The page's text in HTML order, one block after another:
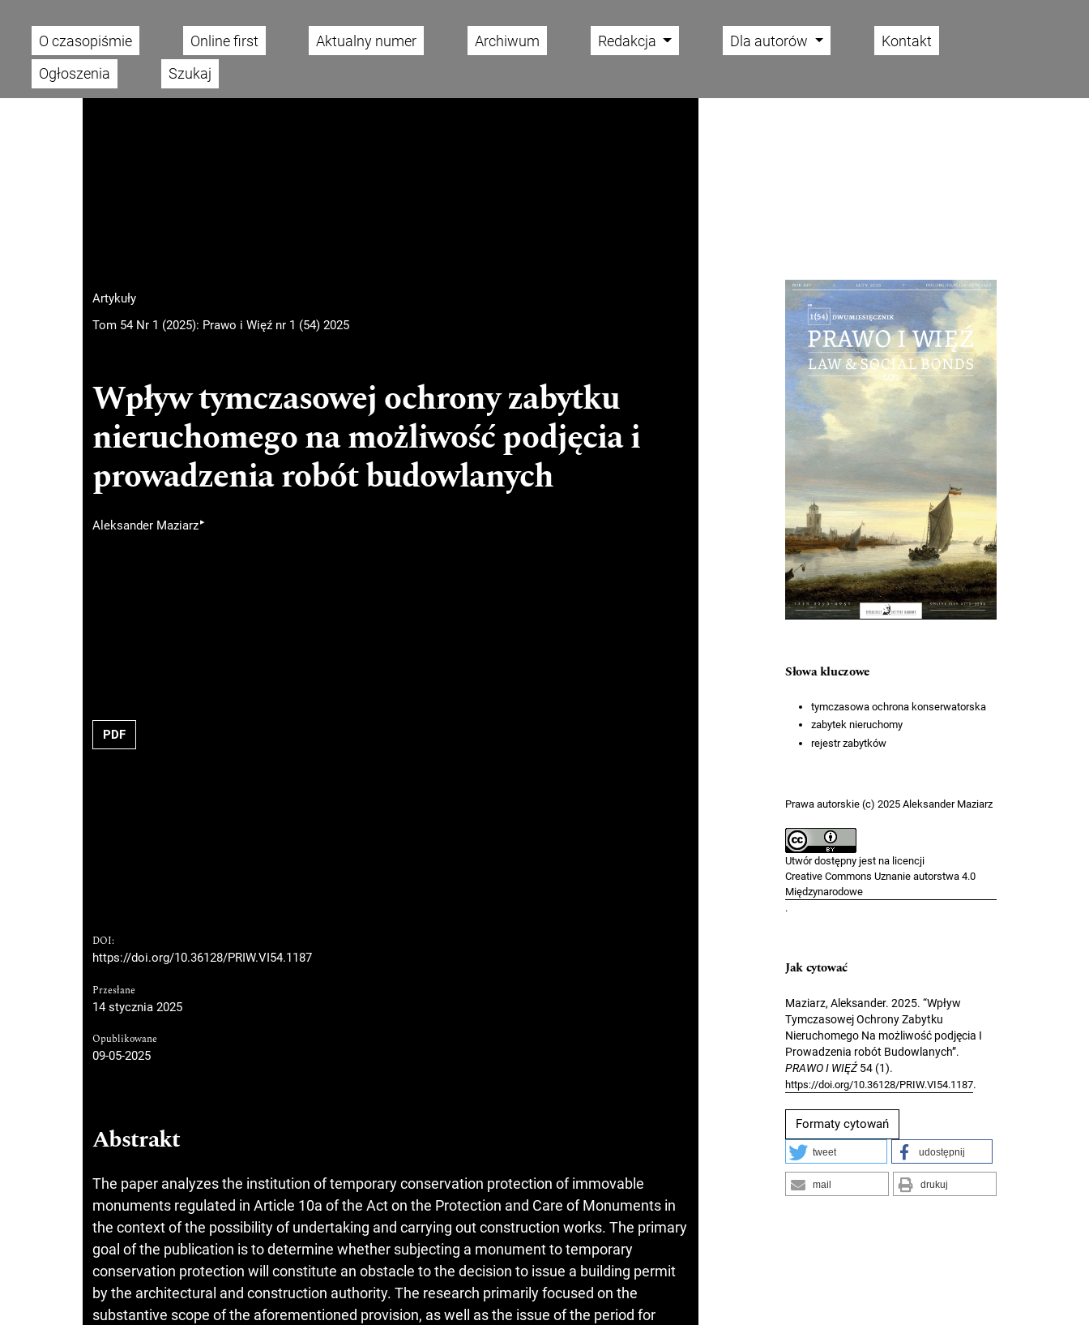
Main menu
O czasopiśmie Online first Aktualny numer Archiwum Redakcja Dla autorów
Kontakt
Ogłoszenia
Szukaj
Artykuły
Tom 54 Nr 1 (2025): Prawo i Więź nr 1 (54) 2025
Wpływ tymczasowej ochrony zabytku
nieruchomego na możliwość podjęcia i
prowadzenia robót budowlanych
Aleksander Maziarz▸
PDF
DOI:
https://doi.org/10.36128/PRIW.VI54.1187
Przesłane
14 stycznia 2025
Opublikowane
09-05-2025
Abstrakt
The paper analyzes the institution of temporary conservation protection of immovable
monuments regulated in Article 10a of the Act on the Protection and Care of Monuments in
the context of the possibility of undertaking and carrying out construction works. The primary
goal of the publication is to determine whether subjecting a monument to temporary
conservation protection will constitute an obstacle to the decision to issue a building permit
by the architectural and construction authority. The research primarily focused on the
substantive scope of the aforementioned provision, as well as the issue of the period for
Cover image
Słowa kluczowe
tymczasowa ochrona konserwatorska
zabytek nieruchomy
rejestr zabytków
Prawa autorskie (c) 2025 Aleksander Maziarz
Utwór dostępny jest na licencji
Creative Commons Uznanie autorstwa 4.0
Międzynarodowe
.
Jak cytować
Maziarz, Aleksander. 2025. “Wpływ
Tymczasowej Ochrony Zabytku
Nieruchomego Na możliwość podjęcia I
Prowadzenia robót Budowlanych”.
PRAWO I WIĘŹ54 (1).
https://doi.org/10.36128/PRIW.VI54.1187.
Formaty cytowań
tweet udostępnij
mail drukuj